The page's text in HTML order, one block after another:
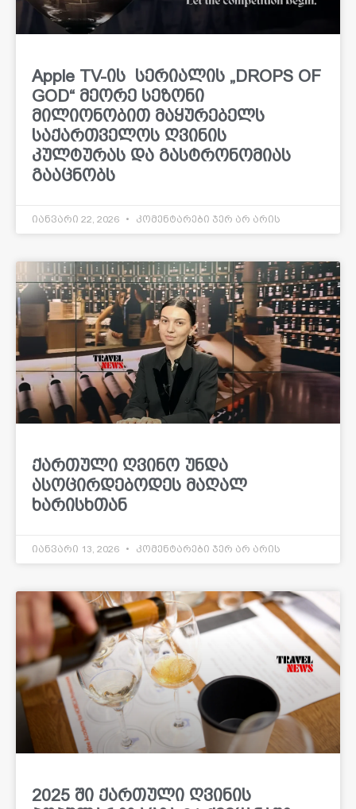
Apple TV-ის სერიალის „DROPS OF
GOD“ მეორე სეზონი
მილიონობით მაყურებელს
საქართველოს ღვინის
კულტურას და გასტრონომიას
გააცნობს
იანვარი 22, 2026 კომენტარები ჯერ არ არის
ქართული ღვინო უნდა
ასოცირდებოდეს მაღალ
ხარისხთან
იანვარი 13, 2026 კომენტარები ჯერ არ არის
2025 ში ქართული ღვინის